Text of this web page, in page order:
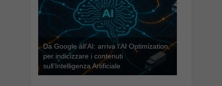
Da Google all’AI: arriva l’AI Optimization,
per indicizzare i contenuti
sull’Intelligenza Artificiale